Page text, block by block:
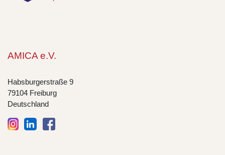
AMICA e.V.
Habsburgerstraße 9
79104 Freiburg
Deutschland